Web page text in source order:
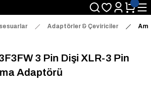
Adaptörler & Çeviriciler
3 Pin Dişi XLR-3 Pin
Adaptörü